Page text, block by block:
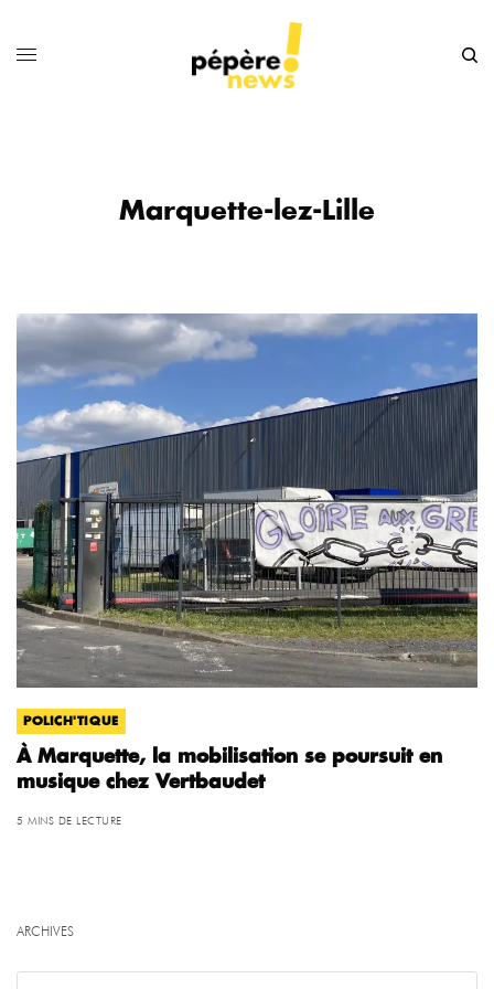
Marquette-lez-Lille
POLICH'TIQUE
À Marquette, la mobilisation se poursuit en
musique chez Vertbaudet
5 MINS DE LECTURE
ARCHIVES